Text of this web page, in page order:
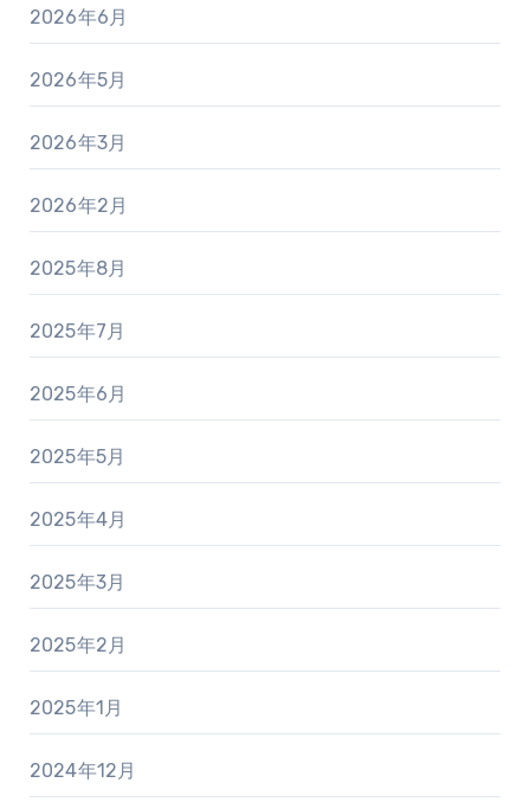
2026年6月
2026年5月
2026年3月
2026年2月
2025年8月
2025年7月
2025年6月
2025年5月
2025年4月
2025年3月
2025年2月
2025年1月
2024年12月